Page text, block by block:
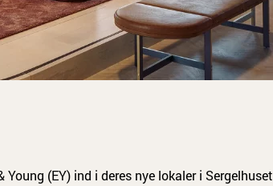
(EY) ind i deres nye lokaler i Sergelhuset